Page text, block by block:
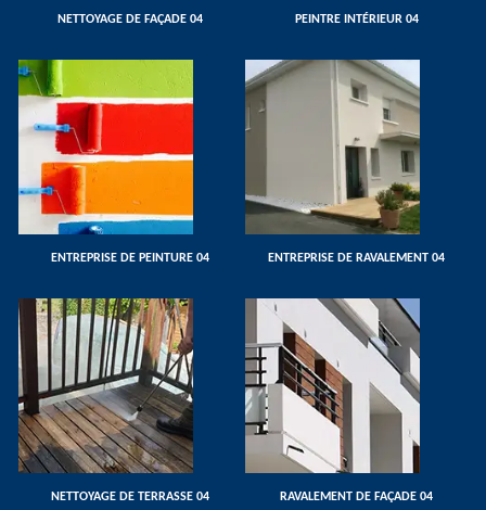
NETTOYAGE DE FAÇADE 04 PEINTRE INTÉRIEUR 04
ENTREPRISE DE PEINTURE 04 ENTREPRISE DE RAVALEMENT 04
NETTOYAGE DE TERRASSE 04 RAVALEMENT DE FAÇADE 04